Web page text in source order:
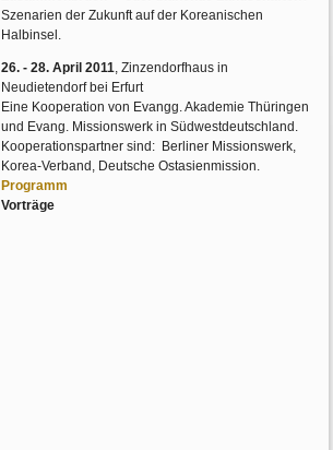
Szenarien der Zukunft auf der Koreanischen
Halbinsel.
26. - 28. April 2011, Zinzendorfhaus in
Neudietendorf bei Erfurt
Eine Kooperation von Evangg. Akademie Thüringen
und Evang. Missionswerk in Südwestdeutschland.
Kooperationspartner sind: Berliner Missionswerk,
Korea-Verband, Deutsche Ostasienmission.
Programm
Vorträge